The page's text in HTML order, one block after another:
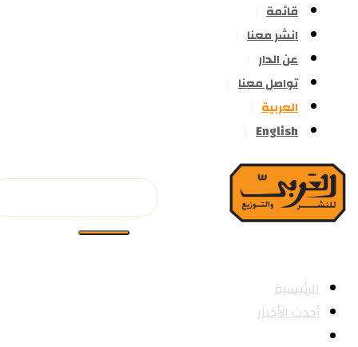
قائمة
انشر معنا
عن الدار
تواصل معنا
العربية
English
الرئيسية
أحدث الأخبار